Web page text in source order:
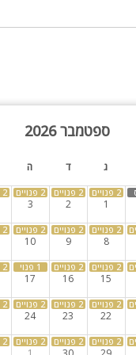
ספטמבר 2026
ג ד ה
1
2
3
8
9
10
15
16
17
22
23
24